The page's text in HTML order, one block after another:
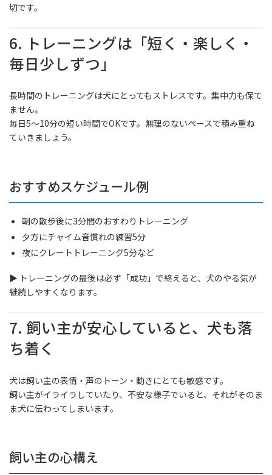
切です。
6. トレーニングは「短く・楽しく・
毎日少しずつ」
長時間のトレーニングは犬にとってもストレスです。集中力も保て
ません。
毎日5〜10分の短い時間でOKです。無理のないペースで積み重ね
ていきましょう。
おすすめスケジュール例
朝の散歩後に3分間のおすわりトレーニング
夕方にチャイム音慣れの練習5分
夜にクレートトレーニング5分など
▶ トレーニングの最後は必ず「成功」で終えると、犬のやる気が
継続しやすくなります。
7. 飼い主が安心していると、犬も落
ち着く
犬は飼い主の表情・声のトーン・動きにとても敏感です。
飼い主がイライラしていたり、不安な様子でいると、それがそのま
ま犬に伝わってしまいます。
飼い主の心構え